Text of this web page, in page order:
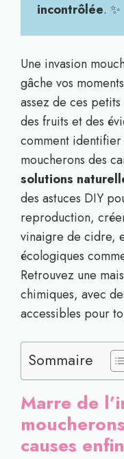
incontrôlée. ✨
Une invasion
gâche vos
assez de ces
des fruits et des
comment
moucherons des
solutions
des astuces DIY
reproduction,
vinaigre de cidre,
écologiques
Retrouvez une
chimiques, avec
accessibles pour
Sommaire
Marre de
causes